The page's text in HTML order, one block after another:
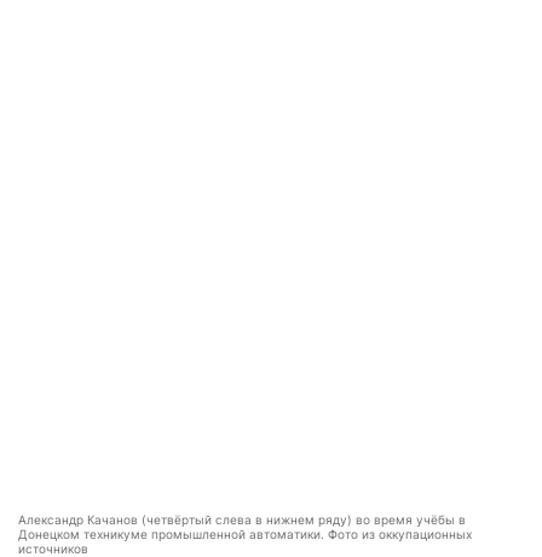
Александр Качанов (четвёртый слева в нижнем ряду) во время учёбы в
Донецком техникуме промышленной автоматики. Фото из оккупационных
источников